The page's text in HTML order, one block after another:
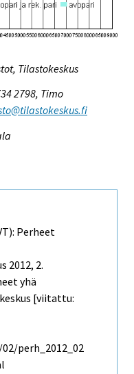
Tilastokeskus
2798, Timo
Perheet
2012, 2.
yhä
[viitattu:
perh_2012_02